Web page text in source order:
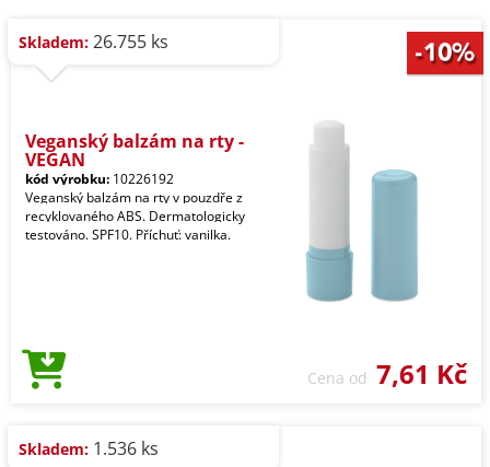
Skladem: 26.755 ks
Veganský balzám na rty -
VEGAN
kód výrobku: 10226192
Veganský balzám na rty v pouzdře z
recyklovaného ABS. Dermatologicky
testováno. SPF10. Příchuť: vanilka.
Cena od 7,61 Kč
Skladem: 1.536 ks